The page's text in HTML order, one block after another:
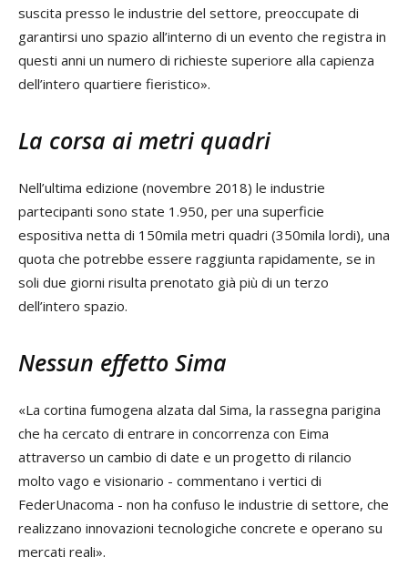
suscita presso le industrie del settore, preoccupate di
garantirsi uno spazio all’interno di un evento che registra in
questi anni un numero di richieste superiore alla capienza
dell’intero quartiere fieristico».
La corsa ai metri quadri
Nell’ultima edizione (novembre 2018) le industrie
partecipanti sono state 1.950, per una superficie
espositiva netta di 150mila metri quadri (350mila lordi), una
quota che potrebbe essere raggiunta rapidamente, se in
soli due giorni risulta prenotato già più di un terzo
dell’intero spazio.
Nessun effetto Sima
«La cortina fumogena alzata dal Sima, la rassegna parigina
che ha cercato di entrare in concorrenza con Eima
attraverso un cambio di date e un progetto di rilancio
molto vago e visionario - commentano i vertici di
FederUnacoma - non ha confuso le industrie di settore, che
realizzano innovazioni tecnologiche concrete e operano su
mercati reali».